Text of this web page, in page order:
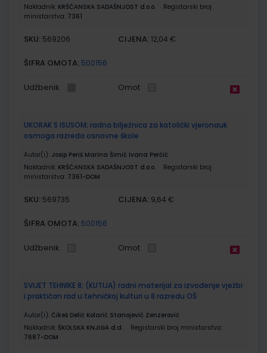
Nakladnik: KRŠĆANSKA SADAŠNJOST d.o.o.
Registarski broj
ministarstva: 7361
SKU: 569206 CIJENA: 12,04 €
ŠIFRA OMOTA: 500156
Udžbenik Omot
UKORAK S ISUSOM; radna bilježnica za katolički vjeronauk
osmoga razreda osnovne škole
Autor(i): Josip Periš Marina Šimić Ivana Perčić
Nakladnik: KRŠĆANSKA SADAŠNJOST d.o.o.
Registarski broj
ministarstva: 7361-DOM
SKU: 569735 CIJENA: 9,64 €
ŠIFRA OMOTA: 500156
Udžbenik Omot
SVIJET TEHNIKE 8; (KUTIJA) radni materijal za izvođenje vježbi
i praktičan rad u tehničkoj kulturi u 8.razredu OŠ
Autor(i): Čikeš Delić Kolarić Stanojević Zenzerović
Nakladnik: ŠKOLSKA KNJIGA d.d.
Registarski broj ministarstva:
7687-DOM